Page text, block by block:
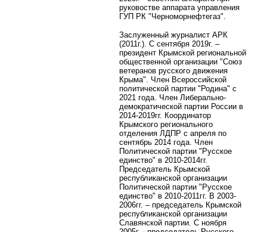
руковостве аппарата управления
ГУП РК "Черноморнефтегаз".
Заслуженный журналист АРК
(2011г.). С сентября 2019г. –
президент Крымской региональной
общественной организации "Союз
ветеранов русского движения
Крыма". Член Всероссийской
политической партии "Родина" с
2021 года. Член Либерально-
демократической партии России в
2014-2019гг. Координатор
Крымского регионального
отделения ЛДПР с апреля по
сентябрь 2014 года. Член
Политической партии "Русское
единство" в 2010-2014гг.
Председатель Крымской
республиканской организации
Политической партии "Русское
единство" в 2010-2011гг. В 2003-
2006гг. – председатель Крымской
республиканской организации
Славянской партии. С ноября